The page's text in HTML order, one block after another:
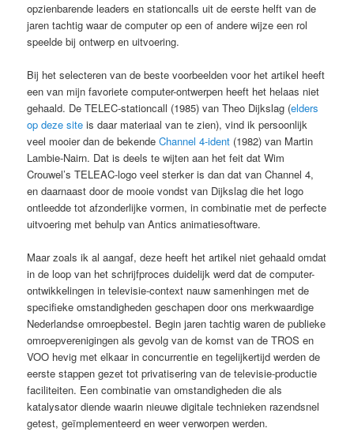
opzienbarende leaders en stationcalls uit de eerste helft van de
jaren tachtig waar de computer op een of andere wijze een rol
speelde bij ontwerp en uitvoering.
Bij het selecteren van de beste voorbeelden voor het artikel heeft
een van mijn favoriete computer-ontwerpen heeft het helaas niet
gehaald. De TELEC-stationcall (1985) van Theo Dijkslag (elders
op deze site is daar materiaal van te zien), vind ik persoonlijk
veel mooier dan de bekendeChannel 4-ident (1982) van Martin
Lambie-Nairn. Dat is deels te wijten aan het feit dat Wim
Crouwel’s TELEAC-logo veel sterker is dan dat van Channel 4,
en daarnaast door de mooie vondst van Dijkslag die het logo
ontleedde tot afzonderlijke vormen, in combinatie met de perfecte
uitvoering met behulp van Antics animatiesoftware.
Maar zoals ik al aangaf, deze heeft het artikel niet gehaald omdat
in de loop van het schrijfproces duidelijk werd dat de computer-
ontwikkelingen in televisie-context nauw samenhingen met de
specifieke omstandigheden geschapen door ons merkwaardige
Nederlandse omroepbestel. Begin jaren tachtig waren de publieke
omroepverenigingen als gevolg van de komst van de TROS en
VOO hevig met elkaar in concurrentie en tegelijkertijd werden de
eerste stappen gezet tot privatisering van de televisie-productie
faciliteiten. Een combinatie van omstandigheden die als
katalysator diende waarin nieuwe digitale technieken razendsnel
getest, geïmplementeerd en weer verworpen werden.